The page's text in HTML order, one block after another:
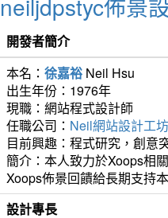
neiljdpstyc佈景
開發者簡介
本名： 徐嘉裕 Neil Hsu
出生年份：1976年
現職：網站程式設計師
任職公司： Neil網站設計工坊
目前興趣：程式研究，創意
簡介：本人致力於Xoops相
Xoops佈景回饋給長期支持
設計專長